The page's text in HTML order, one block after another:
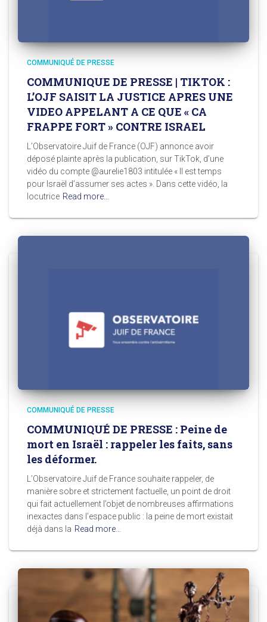
COMMUNIQUÉ DE PRESSE
COMMUNIQUE DE PRESSE | TIKTOK :
L’OJF SAISIT LA JUSTICE APRES UNE
VIDEO APPELANT A CE QUE « CA
FRAPPE FORT » CONTRE ISRAEL
L’Observatoire Juif de France (OJF) annonce avoir
déposé plainte après la publication, sur TikTok, d’une
vidéo du compte @aurelie1803 intitulée « Il est temps
pour Israël d’assumer ses actes ». Dans cette vidéo, la
locutrice Read more…
COMMUNIQUÉ DE PRESSE
COMMUNIQUÉ DE PRESSE : Peine de
mort en Israël : rappeler les faits, sans
les déformer.
L’Observatoire Juif de France souhaite rappeler, de
manière sobre et strictement factuelle, un point de droit
qui fait actuellement l’objet de nombreuses affirmations
inexactes dans l’espace public : la peine de mort existait
déjà dans la Read more…